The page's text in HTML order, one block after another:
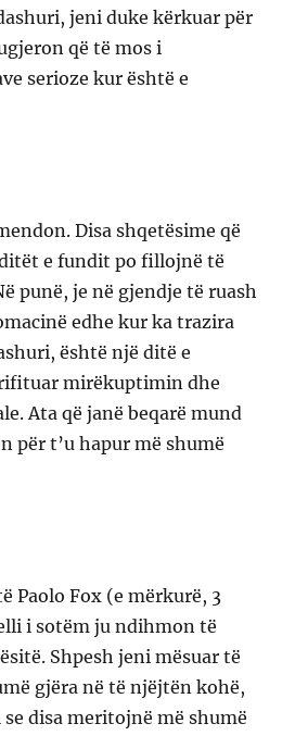
jeni duke kërkuar për
që të mos i
serioze kur është e
Disa shqetësime që
e fundit po fillojnë të
punë, je në gjendje të ruash
edhe kur ka trazira
është një ditë e
mirëkuptimin dhe
Ata që janë beqarë mund
për t’u hapur më shumë
Paolo Fox (e mërkurë, 3
i sotëm ju ndihmon të
Shpesh jeni mësuar të
gjëra në të njëjtën kohë,
disa meritojnë më shumë